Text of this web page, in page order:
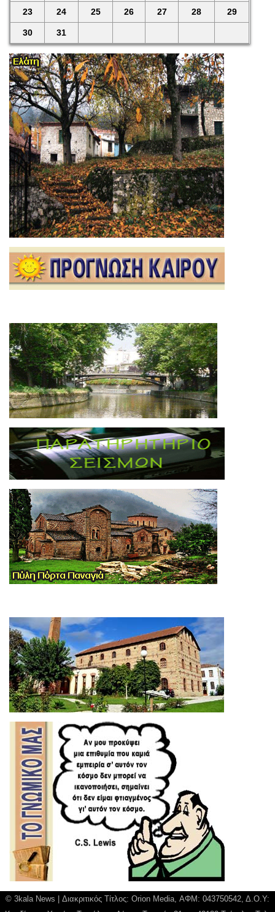
23 24 25 26 27 28 29
30 31
© 3kala News | Διακριτικός Τίτλος: Orion Media, ΑΦΜ: 043750542, Δ.Ο.Υ: